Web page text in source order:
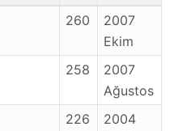
260
2007
Ekim
258
2007
Ağustos
226
2004